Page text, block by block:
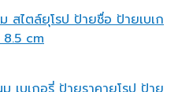
สไตล์ยุโรป ป้ายชื่อ ป้ายเบเก
cm